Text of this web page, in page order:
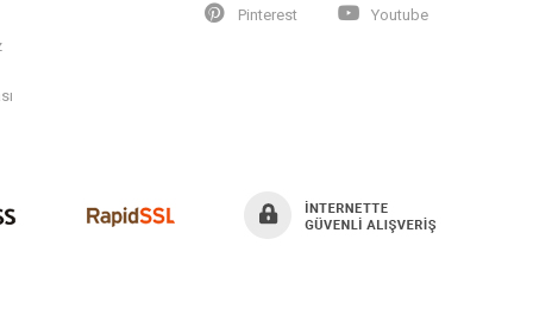
Pinterest
Youtube